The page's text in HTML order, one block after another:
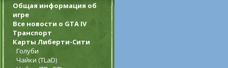
Общая информация об
игре
Все новости о GTA IV
Транспорт
Карты Либерти-Сити
Голуби
Чайки (TLaD)